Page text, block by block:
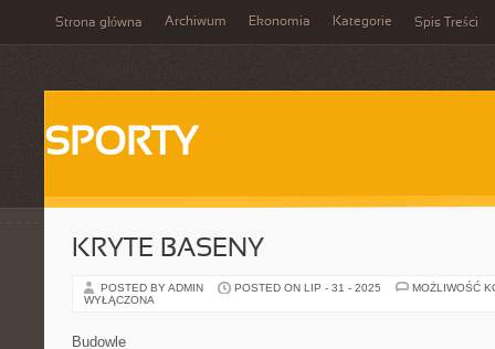
Strona główna Archiwum Ekonomia Kategorie Spis Treści
SPORTY
KRYTE BASENY
POSTED BY ADMIN POSTED ON LIP - 31 - 2025
MOŻLIWOŚĆ
WYŁĄCZONA
Budowle